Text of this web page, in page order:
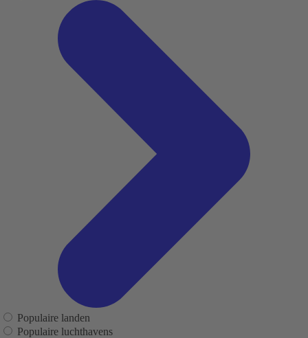
Populaire landen
Populaire luchthavens